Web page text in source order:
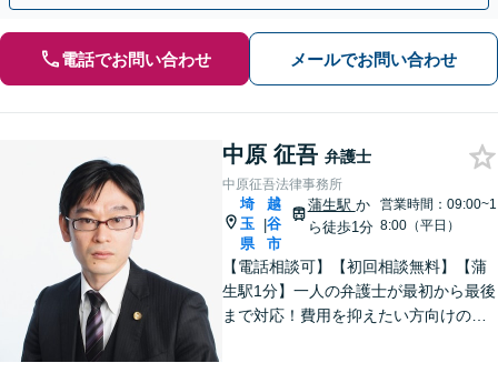
電話でお問い合わせ メールでお問い合わせ
中原 征吾 弁護士
中原征吾法律事務所
埼
玉
県
|
越
谷
市
蒲生駅 か
ら徒歩1分
営業時間：09:00~1
8:00（平日）
【電話相談可】【初回相談無料】【蒲
生駅1分】一人の弁護士が最初から最後
まで対応！費用を抑えたい方向けのバ